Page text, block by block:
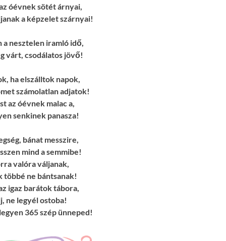
óévnek sötét árnyai,
a képzelet szárnyai!
a nesztelen iramló idő,
várt, csodálatos jövő!
ha elszálltok napok,
számolatlan adjatok!
az óévnek malac a,
senkinek panasza!
bánat messzire,
mind a semmibe!
valóra váljanak,
többé ne bántsanak!
igaz barátok tábora,
ne legyél ostoba!
365 szép ünneped!